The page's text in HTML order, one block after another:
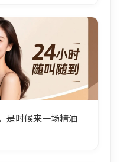
是时候来一场精油